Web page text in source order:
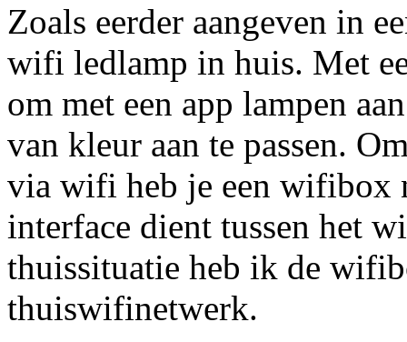
Zoals eerder aangeven in
wifi ledlamp in huis. Met
om met een app lampen
van kleur aan te passen.
via wifi heb je een wifibox
interface dient tussen het
thuissituatie heb ik de
thuiswifinetwerk.